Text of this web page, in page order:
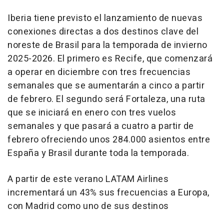
Iberia tiene previsto el lanzamiento de nuevas
conexiones directas a dos destinos clave del
noreste de Brasil para la temporada de invierno
2025-2026. El primero es Recife, que comenzará
a operar en diciembre con tres frecuencias
semanales que se aumentarán a cinco a partir
de febrero. El segundo será Fortaleza, una ruta
que se iniciará en enero con tres vuelos
semanales y que pasará a cuatro a partir de
febrero ofreciendo unos 284.000 asientos entre
España y Brasil durante toda la temporada.
A partir de este verano LATAM Airlines
incrementará un 43% sus frecuencias a Europa,
con Madrid como uno de sus destinos